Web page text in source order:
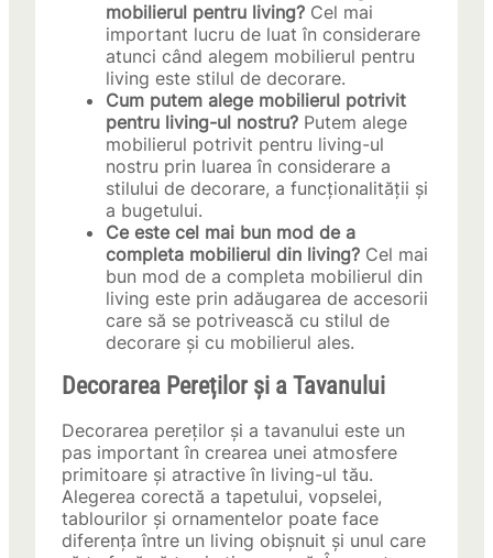
mobilierul pentru living? Cel mai
important lucru de luat în considerare
atunci când alegem mobilierul pentru
living este stilul de decorare.
Cum putem alege mobilierul potrivit
pentru living-ul nostru? Putem alege
mobilierul potrivit pentru living-ul
nostru prin luarea în considerare a
stilului de decorare, a funcționalității și
a bugetului.
Ce este cel mai bun mod de a
completa mobilierul din living? Cel mai
bun mod de a completa mobilierul din
living este prin adăugarea de accesorii
care să se potrivească cu stilul de
decorare și cu mobilierul ales.
Decorarea Pereților și a Tavanului
Decorarea pereților și a tavanului este un
pas important în crearea unei atmosfere
primitoare și atractive în living-ul tău.
Alegerea corectă a tapetului, vopselei,
tablourilor și ornamentelor poate face
diferența între un living obișnuit și unul care